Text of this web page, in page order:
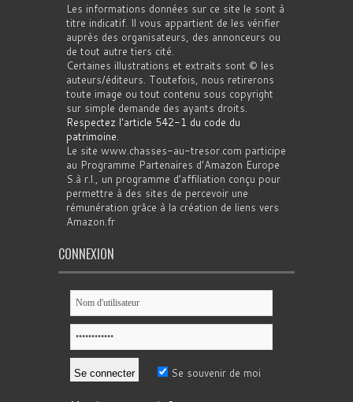
Les informations données sur ce site le sont à
titre indicatif. Il vous appartient de les vérifier
auprès des organisateurs, des annonceurs ou
de tout autre tiers cité.
Certaines illustrations et extraits sont © les
auteurs/éditeurs. Toutefois, nous retirerons
toute image ou tout contenu sous copyright
sur simple demande des ayants droits.
Respectez l'article 542-1 du code du
patrimoine.
Le site www.chasses-au-tresor.com participe
au Programme Partenaires d’Amazon Europe
S.à r.l., un programme d’affiliation conçu pour
permettre à des sites de percevoir une
rémunération grâce à la création de liens vers
Amazon.fr
CONNEXION
Se souvenir de moi